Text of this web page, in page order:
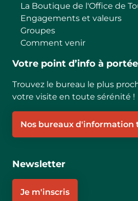
La Boutique de l'Office de
Engagements et valeurs
Groupes
Comment venir
Votre point d’info à
Trouvez le bureau le plus
votre visite en toute sérénité !
Nos bureaux d'information
Newsletter
Je m'inscris